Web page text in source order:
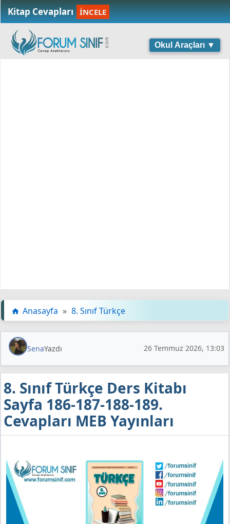
Kitap Cevapları İNCELE
Okul Araçları ▼
Anasayfa » 8. Sınıf Türkçe
SenaYazdı 26 Temmuz 2026, 13:03
8. Sınıf Türkçe Ders Kitabı
Sayfa 186-187-188-189.
Cevapları MEB Yayınları